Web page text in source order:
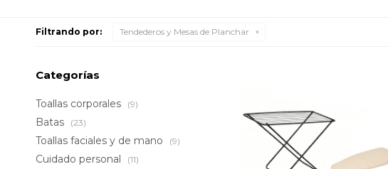
Filtrando por: Tendederos y Mesas de Planchar
Categorías
Toallas corporales (9)
Batas (23)
Toallas faciales y de mano (9)
Cuidado personal (11)